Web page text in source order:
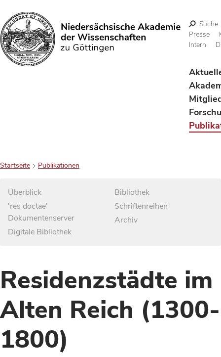
Suchen
Suche
Presse
Intern
Startseite Publikationen
Überblick
'res doctae'
Dokumentenserver
Digitale Bibliothek
Bibliothek
Schriftenreihen
Archiv
Residenzstädte im
Alten Reich (1300-
1800)